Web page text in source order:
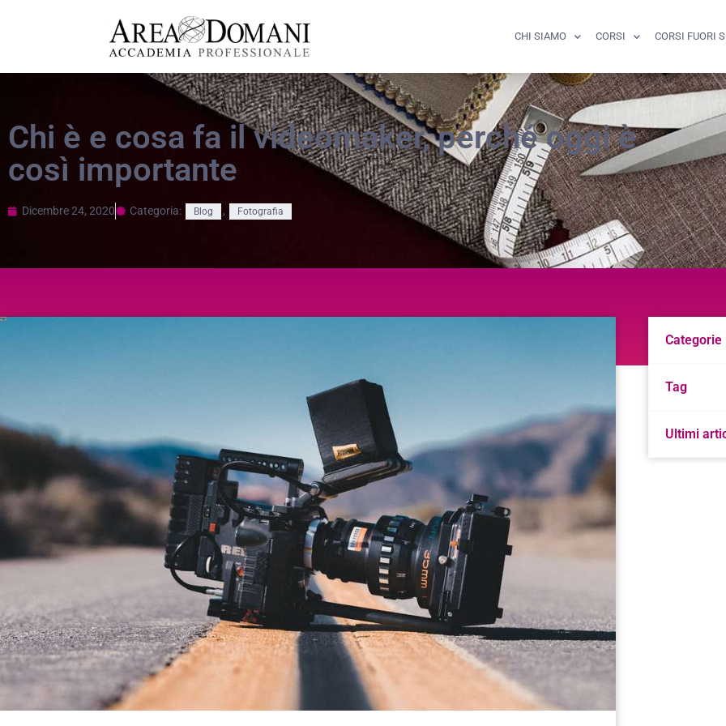
CHI SIAMO CORSI CORSI FUORI
Chi è e cosa fa il videomaker, perché oggi è
così importante
Dicembre 24, 2020 Categoria: Blog , Fotografia
Categorie
Tag
Ultimi